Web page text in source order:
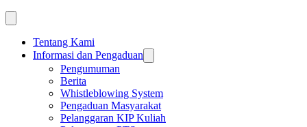
Tentang Kami
Informasi dan Pengaduan
Pengumuman
Berita
Whistleblowing System
Pengaduan Masyarakat
Pelanggaran KIP Kuliah